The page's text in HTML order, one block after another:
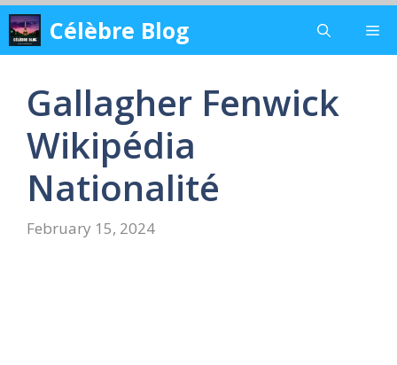
Skip
to
content
Célèbre Blog
Gallagher Fenwick
Wikipédia
Nationalité
February 15, 2024